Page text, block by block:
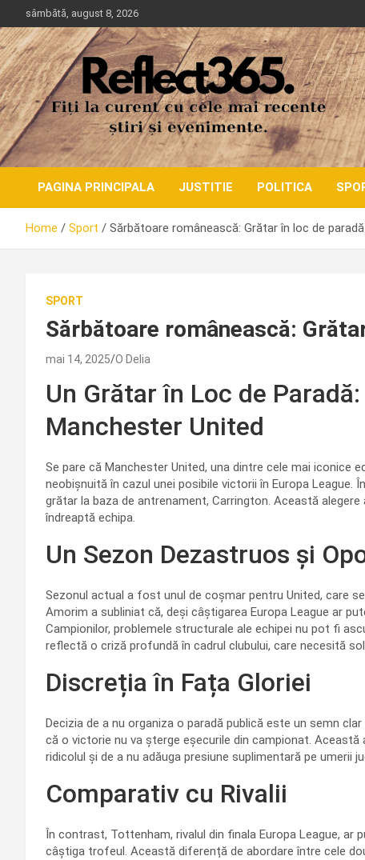
to
content
sâmbătă, august 8, 2026
PAGINA PRINCIPALA JUSTITIE POLITICA
Home Sport Sărbătoare românească: Grătar în loc de
SPORT
Sărbătoare românească:
mai 14, 2025 O Delia
Un Grătar în Loc de
Manchester United
Se pare că Manchester United, una dintre cele mai iconice
neobișnuită în cazul unei posibile victorii în Europa League.
grătar la baza de antrenament, Carrington. Această
îndreaptă echipa.
Un Sezon Dezastruos și
Sezonul actual a fost unul de coșmar pentru United, care
Amorim a subliniat că, deși câștigarea Europa League ar
Campionilor, problemele structurale ale echipei nu pot fi
reflectă o criză profundă în cadrul clubului, care necesită
Discreția în Fața Gloriei
Decizia de a nu organiza o paradă publică este un semn
că o victorie nu va șterge eșecurile din campionat.
ridicolul și de a nu adăuga presiune suplimentară pe umerii
Comparativ cu Rivalii
În contrast, Tottenham, rivalul din finala Europa League,
câștiga trofeul. Această diferență de abordare între cele